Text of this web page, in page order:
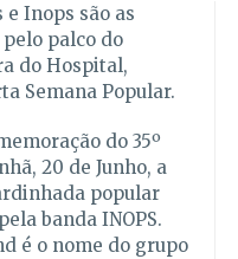
Inops são as
palco do
do Hospital,
Semana Popular.
do 35º
20 de Junho, a
popular
banda INOPS.
é o nome do grupo